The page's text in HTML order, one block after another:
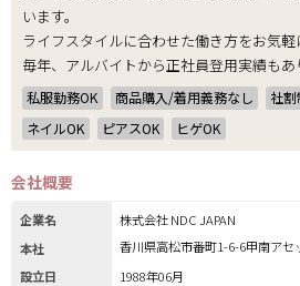
います。
ライフスタイルに合わせた働き方をお気軽
毎年、アルバイトから正社員登用実績もあ
私服勤務OK 商品購入/着用義務なし 社割
ネイルOK
ピアスOK ヒゲOK
会社概要
企業名
株式会社 NDC JAPAN
本社
香川県高松市番町1-6-6甲南アセ
設立日
1988年06月